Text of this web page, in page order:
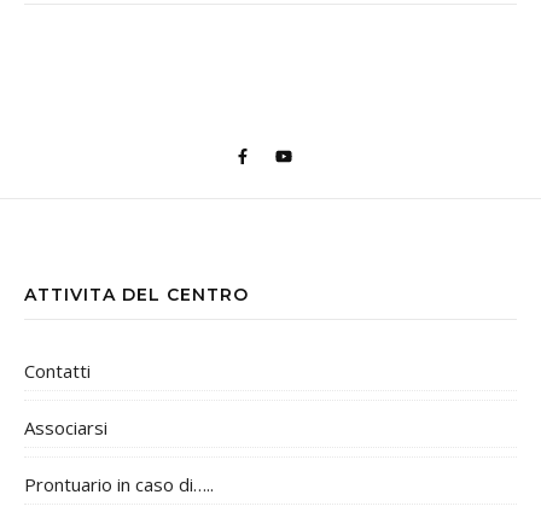
ATTIVITA DEL CENTRO
Contatti
Associarsi
Prontuario in caso di…..